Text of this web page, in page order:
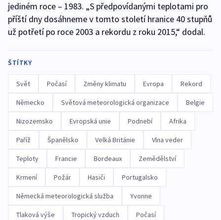
jediném roce – 1983. „S předpovídanými teplotami pro
příští dny dosáhneme v tomto století hranice 40 stupňů
už potřetí po roce 2003 a rekordu z roku 2015,“ dodal.
ŠTÍTKY
Svět Počasí Změny klimatu Evropa Rekord
Německo Světová meteorologická organizace Belgie
Nizozemsko Evropská unie Podnebí Afrika
Paříž Španělsko Velká Británie Vlna veder
Teploty Francie Bordeaux Zemědělství
Krmení Požár Hasiči Portugalsko
Německá meteorologická služba Yvonne
Tlaková výše Tropický vzduch Počasí